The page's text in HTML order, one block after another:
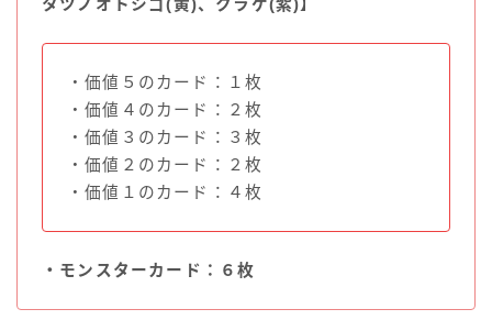
タツノオトシゴ(黄)、クラゲ(紫)】
・価値５のカード：１枚
・価値４のカード：２枚
・価値３のカード：３枚
・価値２のカード：２枚
・価値１のカード：４枚
・モンスターカード：６枚